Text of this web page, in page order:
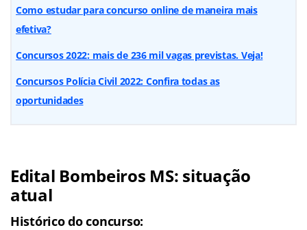
Como estudar para concurso online de maneira mais
efetiva?
Concursos 2022: mais de 236 mil vagas previstas. Veja!
Concursos Polícia Civil 2022: Confira todas as
oportunidades
Edital Bombeiros MS: situação
atual
Histórico do concurso: